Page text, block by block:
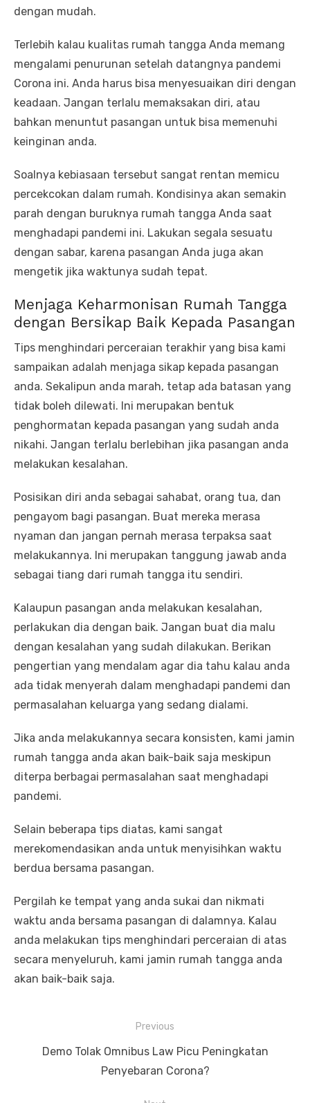
dengan mudah.
Terlebih kalau kualitas rumah tangga Anda memang
mengalami penurunan setelah datangnya pandemi
Corona ini. Anda harus bisa menyesuaikan diri dengan
keadaan. Jangan terlalu memaksakan diri, atau
bahkan menuntut pasangan untuk bisa memenuhi
keinginan anda.
Soalnya kebiasaan tersebut sangat rentan memicu
percekcokan dalam rumah. Kondisinya akan semakin
parah dengan buruknya rumah tangga Anda saat
menghadapi pandemi ini. Lakukan segala sesuatu
dengan sabar, karena pasangan Anda juga akan
mengetik jika waktunya sudah tepat.
Menjaga Keharmonisan Rumah Tangga
dengan Bersikap Baik Kepada Pasangan
Tips menghindari perceraian terakhir yang bisa kami
sampaikan adalah menjaga sikap kepada pasangan
anda. Sekalipun anda marah, tetap ada batasan yang
tidak boleh dilewati. Ini merupakan bentuk
penghormatan kepada pasangan yang sudah anda
nikahi. Jangan terlalu berlebihan jika pasangan anda
melakukan kesalahan.
Posisikan diri anda sebagai sahabat, orang tua, dan
pengayom bagi pasangan. Buat mereka merasa
nyaman dan jangan pernah merasa terpaksa saat
melakukannya. Ini merupakan tanggung jawab anda
sebagai tiang dari rumah tangga itu sendiri.
Kalaupun pasangan anda melakukan kesalahan,
perlakukan dia dengan baik. Jangan buat dia malu
dengan kesalahan yang sudah dilakukan. Berikan
pengertian yang mendalam agar dia tahu kalau anda
ada tidak menyerah dalam menghadapi pandemi dan
permasalahan keluarga yang sedang dialami.
Jika anda melakukannya secara konsisten, kami jamin
rumah tangga anda akan baik-baik saja meskipun
diterpa berbagai permasalahan saat menghadapi
pandemi.
Selain beberapa tips diatas, kami sangat
merekomendasikan anda untuk menyisihkan waktu
berdua bersama pasangan.
Pergilah ke tempat yang anda sukai dan nikmati
waktu anda bersama pasangan di dalamnya. Kalau
anda melakukan tips menghindari perceraian di atas
secara menyeluruh, kami jamin rumah tangga anda
akan baik-baik saja.
Previous
Demo Tolak Omnibus Law Picu Peningkatan
Penyebaran Corona?